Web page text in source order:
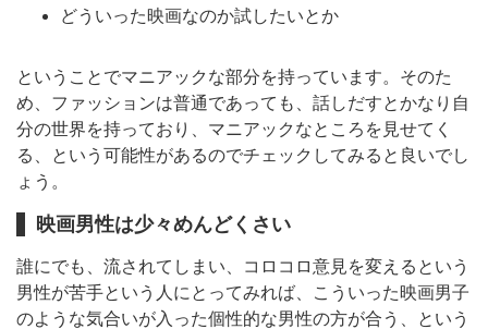
どういった映画なのか試したいとか
ということでマニアックな部分を持っています。そのた
め、ファッションは普通であっても、話しだすとかなり自
分の世界を持っており、マニアックなところを見せてく
る、という可能性があるのでチェックしてみると良いでし
ょう。
映画男性は少々めんどくさい
誰にでも、流されてしまい、コロコロ意見を変えるという
男性が苦手という人にとってみれば、こういった映画男子
のような気合いが入った個性的な男性の方が合う、という